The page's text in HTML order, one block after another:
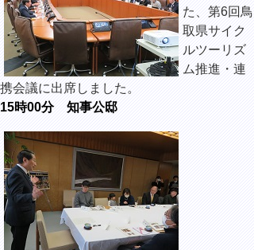
た、第6回鳥
取県サイク
ルツーリズ
ム推進・連
携会議に出席しました。
15時00分 知事公邸